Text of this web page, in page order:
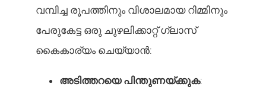
വമ്പിച്ച രൂപത്തിനും വിശാലമായ റിമ്മിനും
പേരുകേട്ട ഒരു ചുഴലിക്കാറ്റ് ഗ്ലാസ്
കൈകാര്യം ചെയ്യാൻ:
അടിത്തറയെ പിന്തുണയ്ക്കുക: